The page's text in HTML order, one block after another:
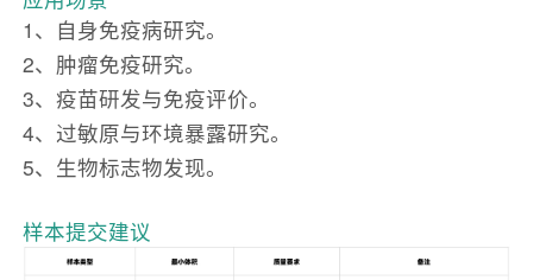
1、自身免疫病研究。
2、肿瘤免疫研究。
3、疫苗研发与免疫评价。
4、过敏原与环境暴露研究。
5、生物标志物发现。
样本提交建议